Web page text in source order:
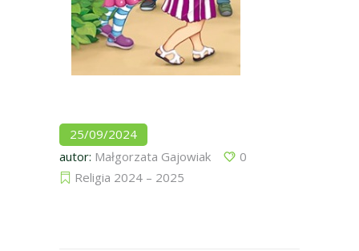
25/09/2024
autor: Małgorzata Gajowiak
0
Religia 2024 – 2025